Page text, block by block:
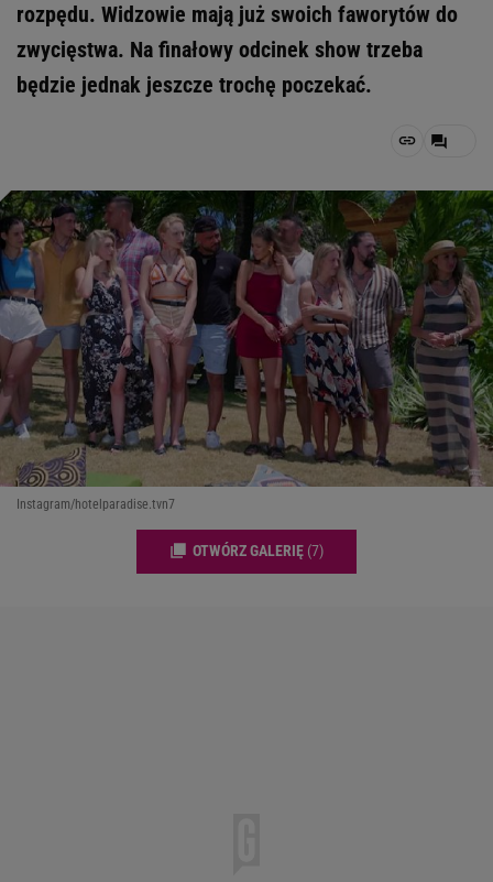
rozpędu. Widzowie mają już swoich faworytów do
zwycięstwa. Na finałowy odcinek show trzeba
będzie jednak jeszcze trochę poczekać.
Instagram/hotelparadise.tvn7
OTWÓRZ GALERIĘ (7)